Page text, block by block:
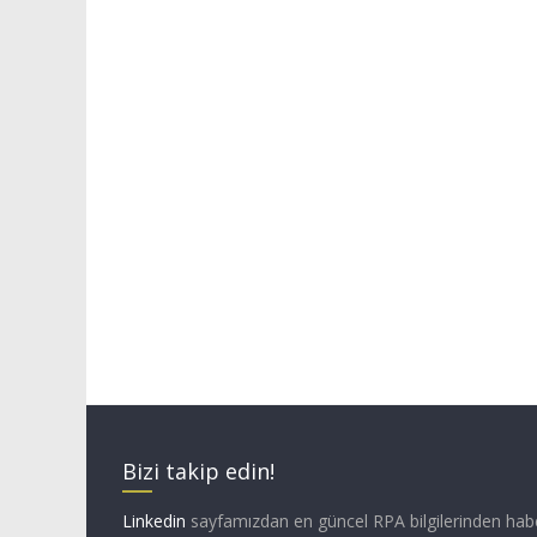
Bizi takip edin!
Linkedin sayfamızdan en güncel RPA bilgilerinden